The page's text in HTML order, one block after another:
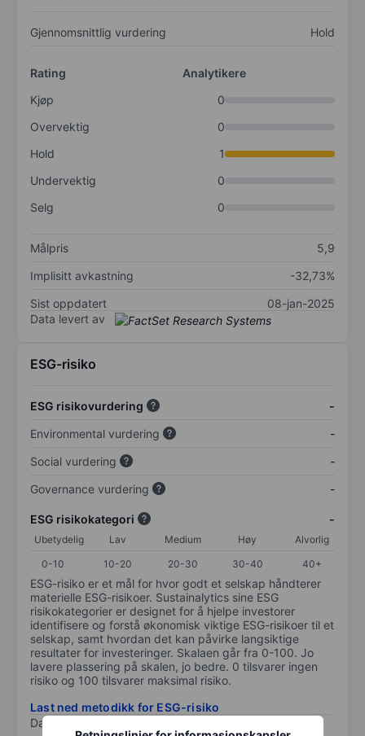
Gjennomsnittlig vurdering Hold
Rating
Analytikere
Kjøp
0
Overvektig
0
Hold
1
Undervektig
0
Selg
0
Målpris
5,9
Implisitt avkastning
-32,73%
Sist oppdatert
08-jan-2025
Data levert av
ESG-risiko
ESG risikovurdering
-
Environmental vurdering
-
Social vurdering
-
Governance vurdering
-
ESG risikokategori -
Ubetydelig Lav Medium Høy
Alvorlig
0-10
10-20 20-30 30-40 40+
ESG-risiko er et mål for hvor godt et selskap håndterer
materielle ESG-risikoer. Sustainalytics sine ESG
risikokategorier er designet for å hjelpe investorer
identifisere og forstå økonomisk viktige ESG-risikoer til et
selskap, samt hvordan det kan påvirke langsiktige
resultater for investeringer. Skalaen går fra 0-100. Jo
lavere plassering på skalen, jo bedre. 0 tilsvarer ingen
risiko og 100 tilsvarer maksimal risiko.
Last ned metodikk for ESG-risiko
Data levert av